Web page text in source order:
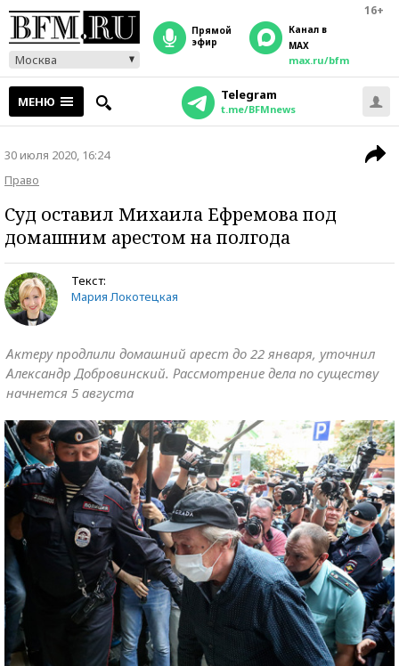
16+
Москва
прямой
эфир
Канал в
MAX
max.ru/bfm
МЕНЮ Telegram
t.me/BFMnews
30 июля 2020, 16:24
Право
Суд оставил Михаила Ефремова под
домашним арестом на полгода
Текст:
Мария Локотецкая
Актеру продлили домашний арест до 22 января, уточнил
Александр Добровинский. Рассмотрение дела по существу
начнется 5 августа